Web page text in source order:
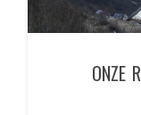
ONZE